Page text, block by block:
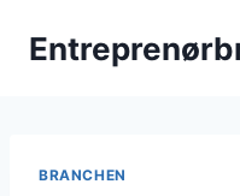
BRANCHEN